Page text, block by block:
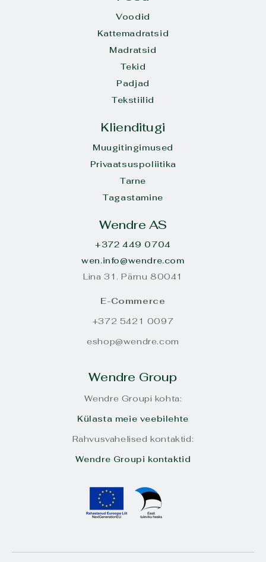
Voodid
Kattemadratsid
Madratsid
Tekid
Padjad
Tekstiilid
Klienditugi
Muugitingimused
Privaatsuspoliitika
Tarne
Tagastamine
Wendre AS
+372 449 0704
wen.info@wendre.com
Lina 31. Pärnu 80041
E-Commerce
+372 5421 0097
eshop@wendre.com
Wendre Group
Wendre Groupi kohta:
Külasta meie veebilehte
Rahvusvahelised kontaktid:
Wendre Groupi kontaktid